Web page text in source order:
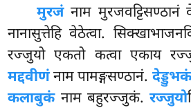
मुरजंनाम मुरजवट्टिसण्ठानं
नानासुत्तेहि वेठेत्वा.
रज्जुयो एकतो कत्वा एकाय
मद्दवीणंनाम पामङ्गसण्ठानं. देड्डुभकं
कलाबुकंनाम बहुरज्जुकं.रज्जुयो